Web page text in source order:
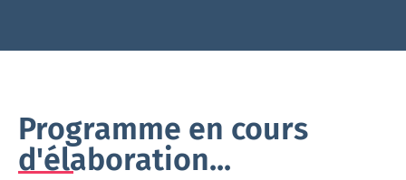
Programme en cours
d'élaboration...